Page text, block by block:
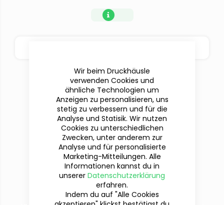
Du hast Fragen?
Wir sind für dich da!
Wir beim Druckhäusle
verwenden Cookies und
ähnliche Technologien um
Anzeigen zu personalisieren, uns
stetig zu verbessern und für die
Analyse und Statisik. Wir nutzen
Cookies zu unterschiedlichen
Zwecken, unter anderem zur
Analyse und für personalisierte
Marketing-Mitteilungen. Alle
Informationen kannst du in
unserer Datenschutzerklärung
erfahren.
Indem du auf "Alle Cookies